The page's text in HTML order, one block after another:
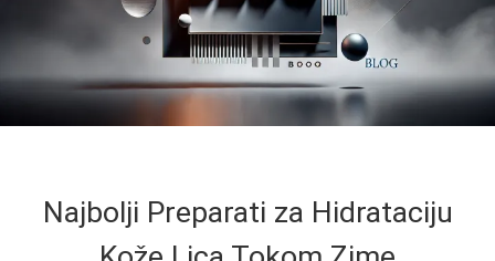
Najbolji Preparati za Hidrataciju